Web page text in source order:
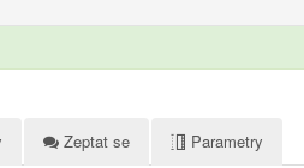
Zeptat se Parametry